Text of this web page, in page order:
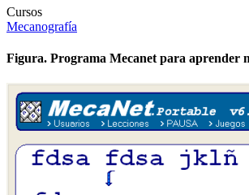
Cursos
Mecanografía
Figura. Programa Mecanet para aprender